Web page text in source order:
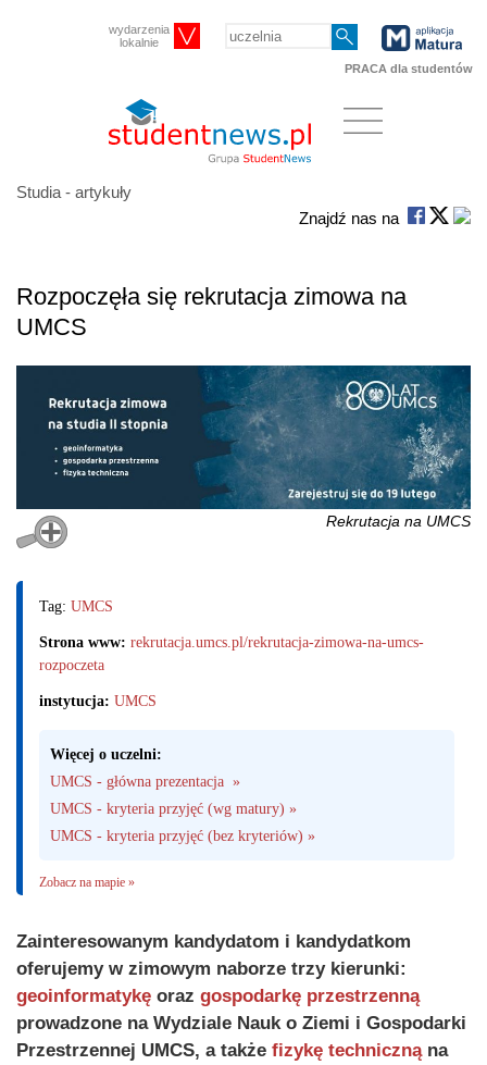
wydarzenia
lokalnie
PRACA dla studentów
Studia - artykuły
Znajdź nas na
Rozpoczęła się rekrutacja zimowa na
UMCS
Rekrutacja na UMCS
Tag: UMCS
Strona www: rekrutacja.umcs.pl/rekrutacja-zimowa-na-umcs-
rozpoczeta
instytucja: UMCS
Więcej o uczelni:
UMCS - główna prezentacja  »
UMCS - kryteria przyjęć (wg matury) »
UMCS - kryteria przyjęć (bez kryteriów) »
Zobacz na mapie »
Zainteresowanym kandydatom i kandydatkom
oferujemy w zimowym naborze trzy kierunki:
geoinformatykę oraz gospodarkę przestrzenną
prowadzone na Wydziale Nauk o Ziemi i Gospodarki
Przestrzennej UMCS, a także fizykę technicznąna